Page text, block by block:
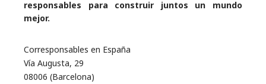
responsables para construir juntos un mundo
mejor.
Corresponsables en España
Vía Augusta, 29
08006 (Barcelona)